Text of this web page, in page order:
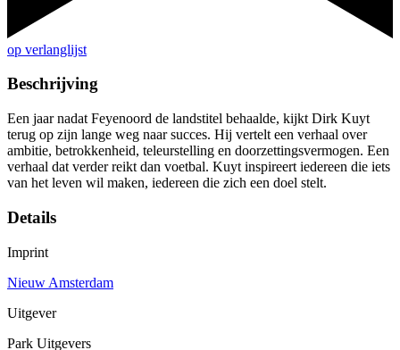
op verlanglijst
Beschrijving
Een jaar nadat Feyenoord de landstitel behaalde, kijkt Dirk Kuyt
terug op zijn lange weg naar succes. Hij vertelt een verhaal over
ambitie, betrokkenheid, teleurstelling en doorzettingsvermogen. Een
verhaal dat verder reikt dan voetbal. Kuyt inspireert iedereen die iets
van het leven wil maken, iedereen die zich een doel stelt.
Details
Imprint
Nieuw Amsterdam
Uitgever
Park Uitgevers